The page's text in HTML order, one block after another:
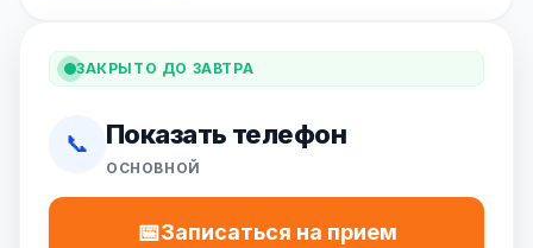
ЗАКРЫТО ДО ЗАВТРА
📞 Показать телефон
ОСНОВНОЙ
📅Записаться на прием